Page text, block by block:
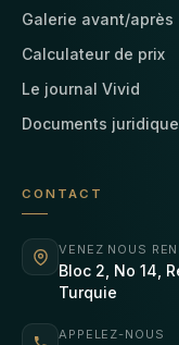
Galerie avant/après
Calculateur de prix
Le journal Vivid
Documents
CONTACT
VENEZ NOUS
Bloc 2, No 14,
Turquie
APPELEZ-NOUS